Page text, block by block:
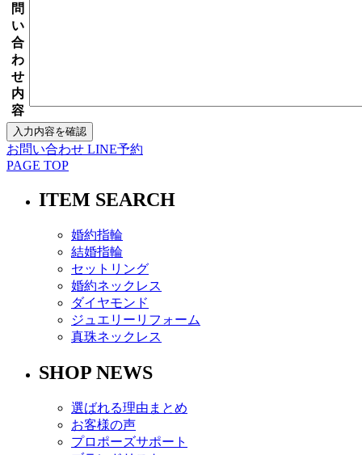
問
い
合
わ
せ
内
容
お問い合わせ LINE予約
PAGE TOP
ITEM SEARCH
婚約指輪
結婚指輪
セットリング
婚約ネックレス
ダイヤモンド
ジュエリーリフォーム
真珠ネックレス
SHOP NEWS
選ばれる理由まとめ
お客様の声
プロポーズサポート